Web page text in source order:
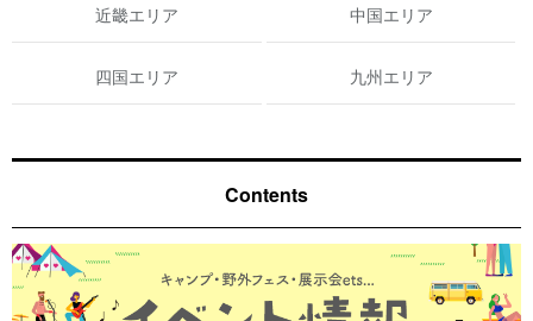
近畿エリア 中国エリア
四国エリア 九州エリア
Contents